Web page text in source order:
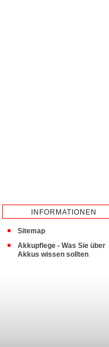
INFORMATIONEN
Sitemap
Akkupflege - Was Sie über
Akkus wissen sollten